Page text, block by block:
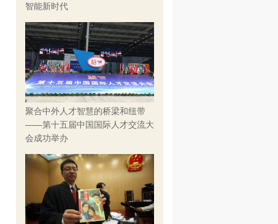
智能新时代
聚合中外人才智慧的桥梁和纽带
——第十五届中国国际人才交流大
会成功举办